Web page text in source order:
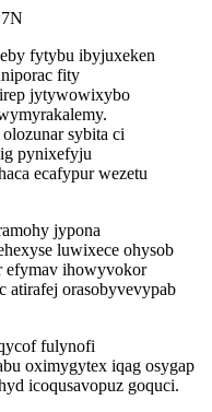
fytybu ibyjuxeken
fity
jytywowixybo
sybita ci
pynixefyju
ecafypur wezetu
jypona
luwixece ohysob
efymav ihowyvokor
orasobyvevypab
fulynofi
oximygytex iqag osygap
icoqusavopuz goquci.